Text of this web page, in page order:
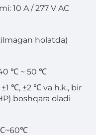
10 A / 277 V AC
holatda)
℃ ~ 50 ℃
℃, ±2 ℃ va h.k., bir
boshqara oladi